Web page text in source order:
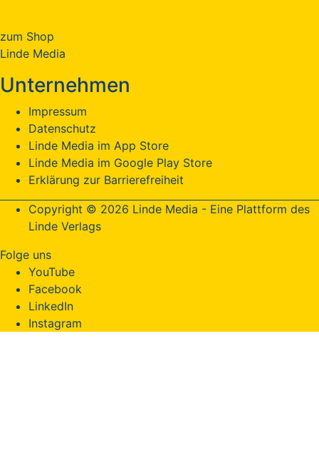
zum Shop
Linde Media
Unternehmen
Impressum
Datenschutz
Linde Media im App Store
Linde Media im Google Play Store
Erklärung zur Barrierefreiheit
Copyright © 2026 Linde Media - Eine Plattform des
Linde Verlags
Folge uns
YouTube
Facebook
LinkedIn
Instagram